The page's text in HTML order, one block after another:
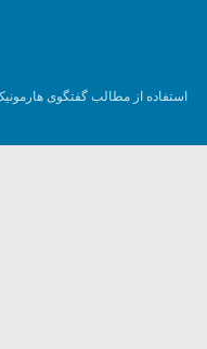
استفاده از مطالب گفتگوی